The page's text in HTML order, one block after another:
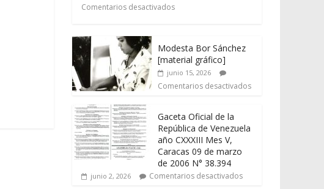
Comentarios desactivados
Modesta Bor Sánchez
[material gráfico]
junio 15, 2026
Comentarios desactivados
Gaceta Oficial de la
República de Venezuela
año CXXXIII Mes V,
Caracas 09 de marzo
de 2006 N° 38.394
junio 2, 2026 Comentarios desactivados